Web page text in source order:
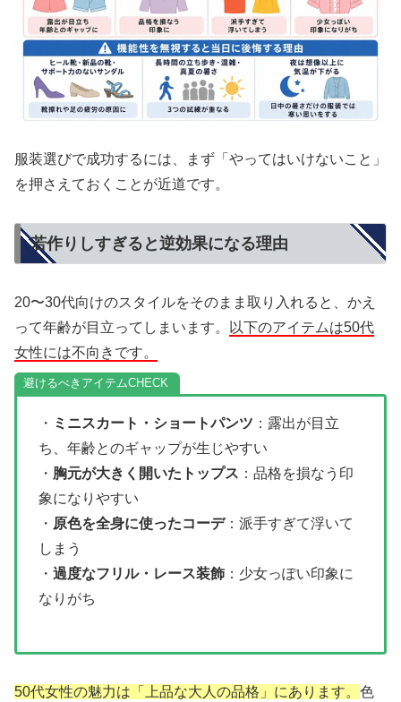
服装選びで成功するには、まず「やってはいけないこと」
を押さえておくことが近道です。
若作りしすぎると逆効果になる理由
20〜30代向けのスタイルをそのまま取り入れると、かえ
って年齢が目立ってしまいます。
以下のアイテムは50代
女性には不向きです。
避けるべきアイテム
・ ミニスカート・ショートパンツ ：露出が目立
ち、年齢とのギャップが生じやすい
・ 胸元が大きく開いたトップス ：品格を損なう印
象になりやすい
・ 原色を全身に使ったコーデ：派手すぎて浮いて
しまう
・ 過度なフリル・レース装飾 ：少女っぽい印象に
なりがち
50代女性の魅力は「上品な大人の品格」にあります。 色